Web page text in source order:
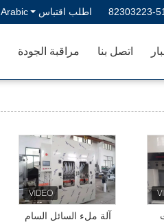
اطلب اقتباس Arabic
مراقبة الجودة اتصل بنا
آلة ملء السائل السام